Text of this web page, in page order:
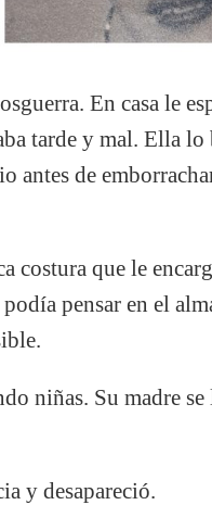
En casa le
tarde y mal. Ella lo
antes de
costura que le
pensar en el
niñas. Su madre
y desapareció.